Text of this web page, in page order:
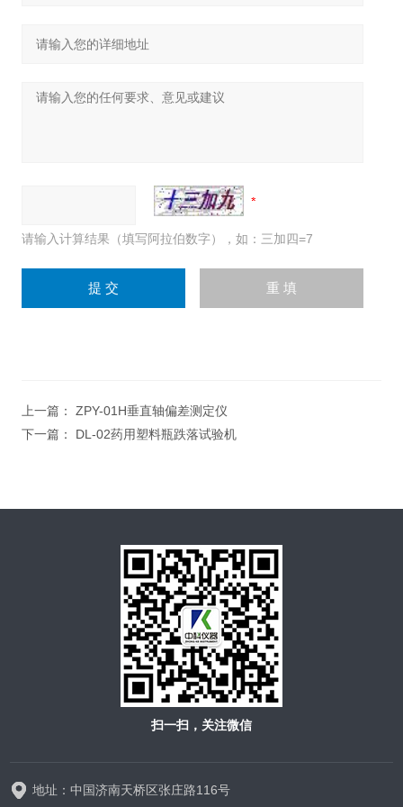
请输入计算结果（填写阿拉伯数字），如：三加四=7
上一篇： ZPY-01H垂直轴偏差测定仪
下一篇： DL-02药用塑料瓶跌落试验机
扫一扫，关注微信
地址：中国济南天桥区张庄路116号